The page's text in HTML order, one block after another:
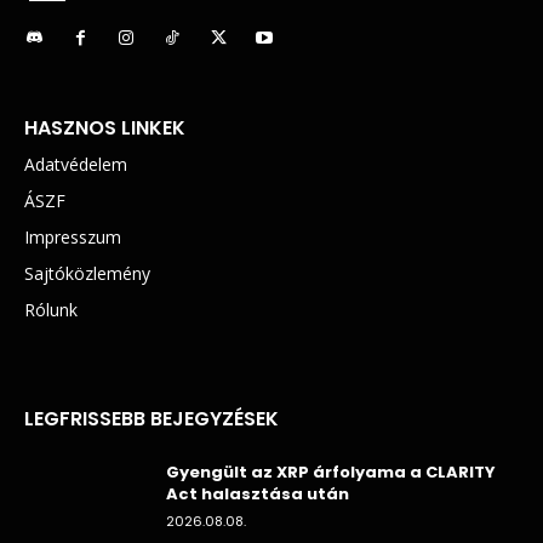
HASZNOS LINKEK
Adatvédelem
ÁSZF
Impresszum
Sajtóközlemény
Rólunk
LEGFRISSEBB BEJEGYZÉSEK
Gyengült az XRP árfolyama a CLARITY
Act halasztása után
2026.08.08.